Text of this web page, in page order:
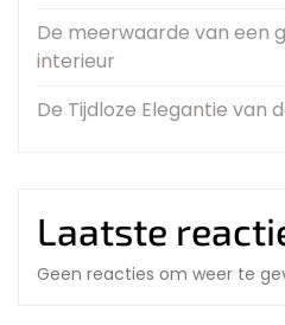
De meerwaarde van een
interieur
De Tijdloze Elegantie van
Laatste
Geen reacties om weer te